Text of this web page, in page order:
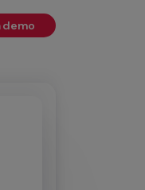
demo